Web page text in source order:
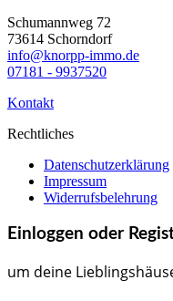
Schumannweg 72
73614 Schorndorf
info@knorpp-immo.de
07181 - 9937520
Kontakt
Rechtliches
Datenschutzerklärung
Impressum
Widerrufsbelehrung
Einloggen oder
um deine